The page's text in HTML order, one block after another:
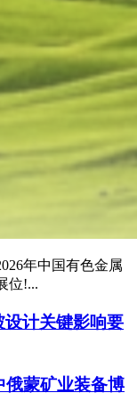
年中国有色金属
位!...
计关键影响要
俄蒙矿业装备博